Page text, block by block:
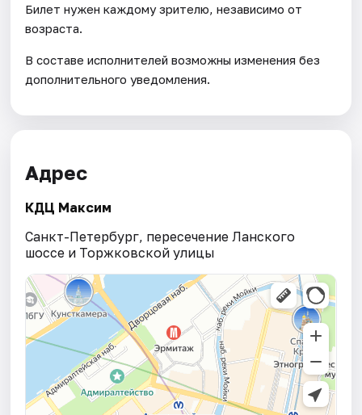
Билет нужен каждому зрителю, независимо от
возраста.
В составе исполнителей возможны изменения без
дополнительного уведомления.
Адрес
КДЦ Максим
Санкт-Петербург, пересечение Ланского
шоссе и Торжковской улицы